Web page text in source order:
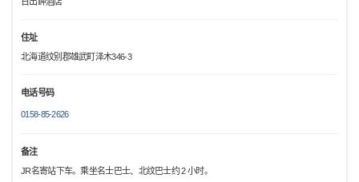
住址
北海道纹别郡雄武町泽木346-3
电话号码
0158-85-2626
备注
JR名寄站下车。乘坐名士巴士、北纹巴士约 2 小时。